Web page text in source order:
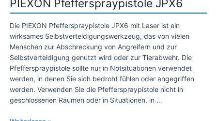
PIEXON Pfefferspraypistole JPX6
Die PIEXON Pfefferspraypistole JPX6 mit Laser ist ein
wirksames Selbstverteidigungswerkzeug, das von vielen
Menschen zur Abschreckung von Angreifern und zur
Selbstverteidigung genutzt wird oder zur Tierabwehr. Die
Pfefferspraypistole sollte nur in Notsituationen verwendet
werden, in denen Sie sich bedroht fühlen oder angegriffen
werden. Verwenden Sie die Pfefferspraypistole nicht in
geschlossenen Räumen oder in Situationen, in …